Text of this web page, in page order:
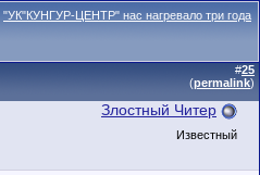
"УК"КУНГУР-ЦЕНТР" нас нагревало три года
#25
(permalink)
Злостный Читер
Известный